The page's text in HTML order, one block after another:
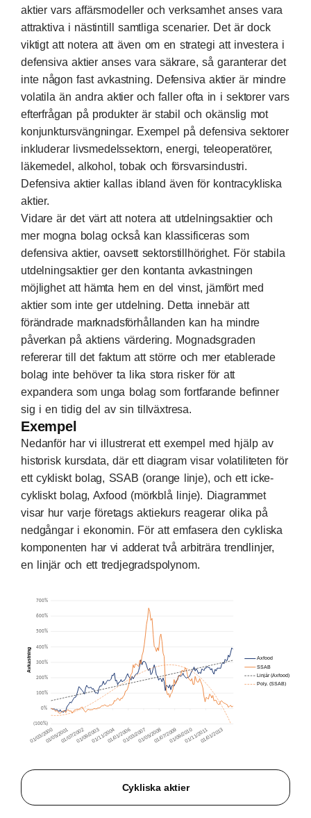
aktier vars affärsmodeller och verksamhet anses vara
attraktiva i nästintill samtliga scenarier. Det är dock
viktigt att notera att även om en strategi att investera i
defensiva aktier anses vara säkrare, så garanterar det
inte någon fast avkastning. Defensiva aktier är mindre
volatila än andra aktier och faller ofta in i sektorer vars
efterfrågan på produkter är stabil och okänslig mot
konjunktursvängningar. Exempel på defensiva sektorer
inkluderar livsmedelssektorn, energi, teleoperatörer,
läkemedel, alkohol, tobak och försvarsindustri.
Defensiva aktier kallas ibland även för kontracykliska
aktier.
Vidare är det värt att notera att utdelningsaktier och
mer mogna bolag också kan klassificeras som
defensiva aktier, oavsett sektorstillhörighet. För stabila
utdelningsaktier ger den kontanta avkastningen
möjlighet att hämta hem en del vinst, jämfört med
aktier som inte ger utdelning. Detta innebär att
förändrade marknadsförhållanden kan ha mindre
påverkan på aktiens värdering. Mognadsgraden
refererar till det faktum att större och mer etablerade
bolag inte behöver ta lika stora risker för att
expandera som unga bolag som fortfarande befinner
sig i en tidig del av sin tillväxtresa.
Exempel
Nedanför har vi illustrerat ett exempel med hjälp av
historisk kursdata, där ett diagram visar volatiliteten för
ett cykliskt bolag, SSAB (orange linje), och ett icke-
cykliskt bolag, Axfood (mörkblå linje). Diagrammet
visar hur varje företags aktiekurs reagerar olika på
nedgångar i ekonomin. För att emfasera den cykliska
komponenten har vi adderat två arbiträra trendlinjer,
en linjär och ett tredjegradspolynom.
Cykliska aktier